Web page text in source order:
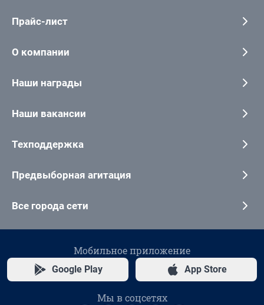
Прайс-лист
О компании
Наши награды
Наши вакансии
Техподдержка
Предвыборная агитация
Все города сети
Мобильное приложение
Google Play App Store
Мы в соцсетях